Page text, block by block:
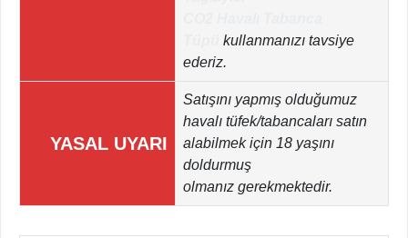
kullanmanızı tavsiye
ederiz.
YASAL UYARI
Satışını yapmış olduğumuz
havalı tüfek/tabancaları satın
alabilmek için 18 yaşını
doldurmuş
olmanız gerekmektedir.